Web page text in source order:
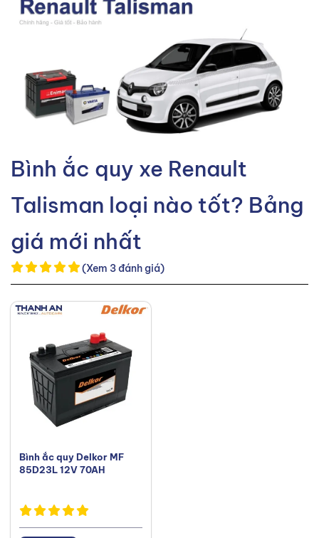
Bình ắc quy xe Renault
Talisman loại nào tốt? Bảng
giá mới nhất
(Xem 3 đánh giá)
Bình ắc quy Delkor MF
85D23L 12V 70AH